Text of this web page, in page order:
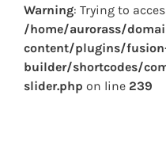
Kontakta oss
Warning: Trying to
/home/aurorass/
content/plugins/
builder/shortcodes/
slider.php on line 239